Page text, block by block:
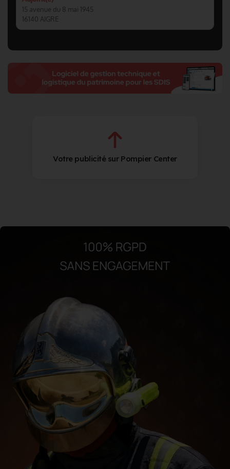
15 avenue du 8 mai 1945
16140 AIGRE
Votre publicité sur Pompier Center